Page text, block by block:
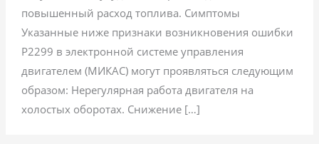
повышенный расход топлива. Симптомы
Указанные ниже признаки возникновения ошибки
P2299 в электронной системе управления
двигателем (МИКАС) могут проявляться следующим
образом: Нерегулярная работа двигателя на
холостых оборотах. Снижение […]